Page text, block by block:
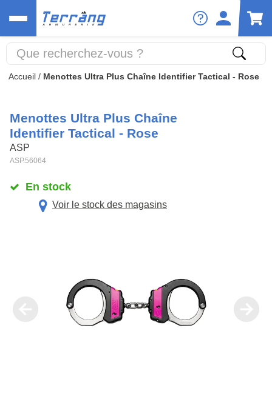
Accueil / Menottes Ultra Plus Chaîne Identifier Tactical - Rose
Menottes Ultra Plus Chaîne
Identifier Tactical - Rose
ASP
ASP.56064
En stock
Voir le stock des magasins